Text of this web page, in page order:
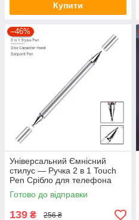
Купити
–46%
Універсальний Ємнісний
стилус — Ручка 2 в 1 Touch
Pen Срібло для телефона
планшета сенсорного екрана
Готово до відправки
139 ₴ 256 ₴